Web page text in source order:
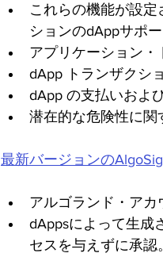
これらの機能が設
ションのdAppサポー
アプリケーション・
dApp トランザクシ
dApp の支払いおよ
潜在的な危険性に関
最新バージョンの
アルゴランド・アカ
dAppsによって生成
セスを与えずに承認。